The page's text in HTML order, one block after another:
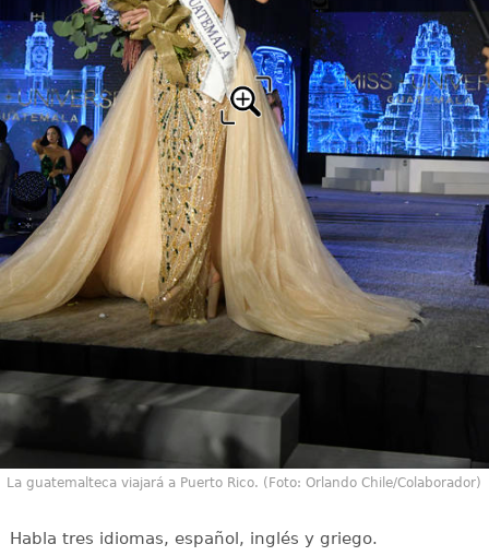
La guatemalteca viajará a Puerto Rico. (Foto: Orlando Chile/Colaborador)
Habla tres idiomas, español, inglés y griego.